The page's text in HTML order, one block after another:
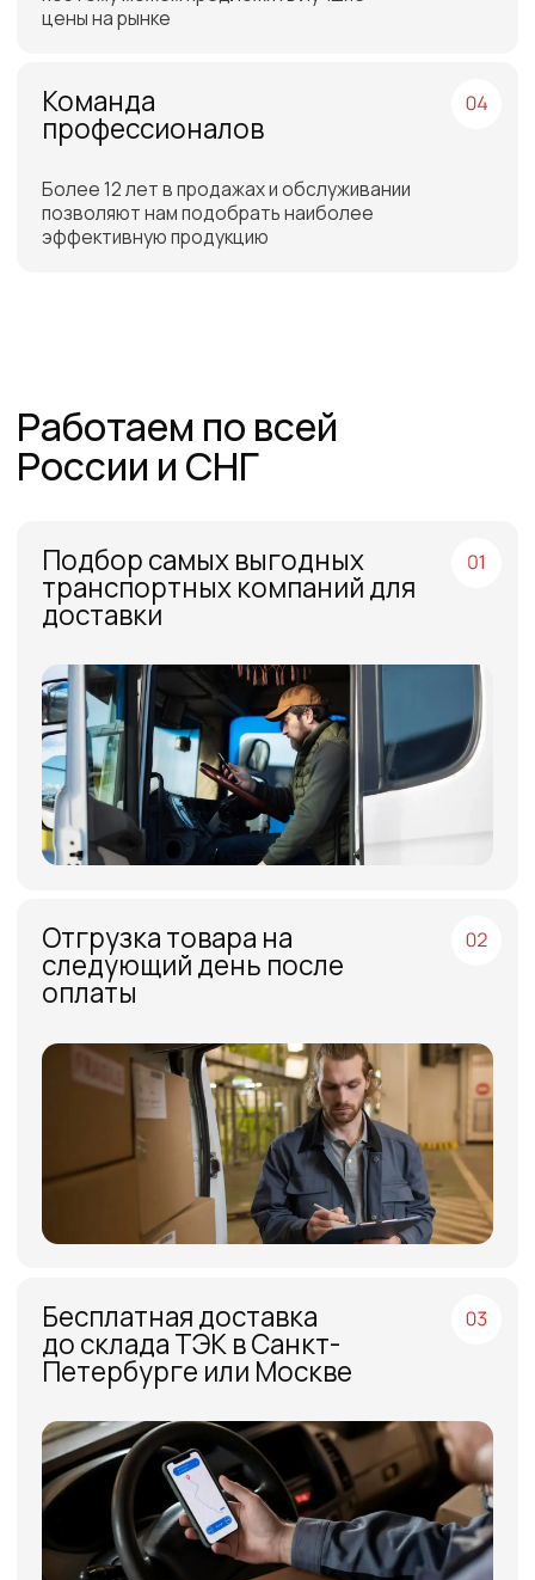
МЕНЮ
Компания
ЧАСЫ РАБОТЫ
Пн - Пт, с 09:00 до 18:00
Отзывы
Поддержка
Контакты
+7(812)331-45-82
info@evrasiaes.ru
ОБРАТНАЯ СВЯЗЬ
Я соглашаюсь с условиями и даю своё согласие
наобработку персональных данных
Политика персональных данных
© Евразия Инжиниринг
Сервис 2022-2026 Разработка сайта
ИНФОРМАЦИЯ